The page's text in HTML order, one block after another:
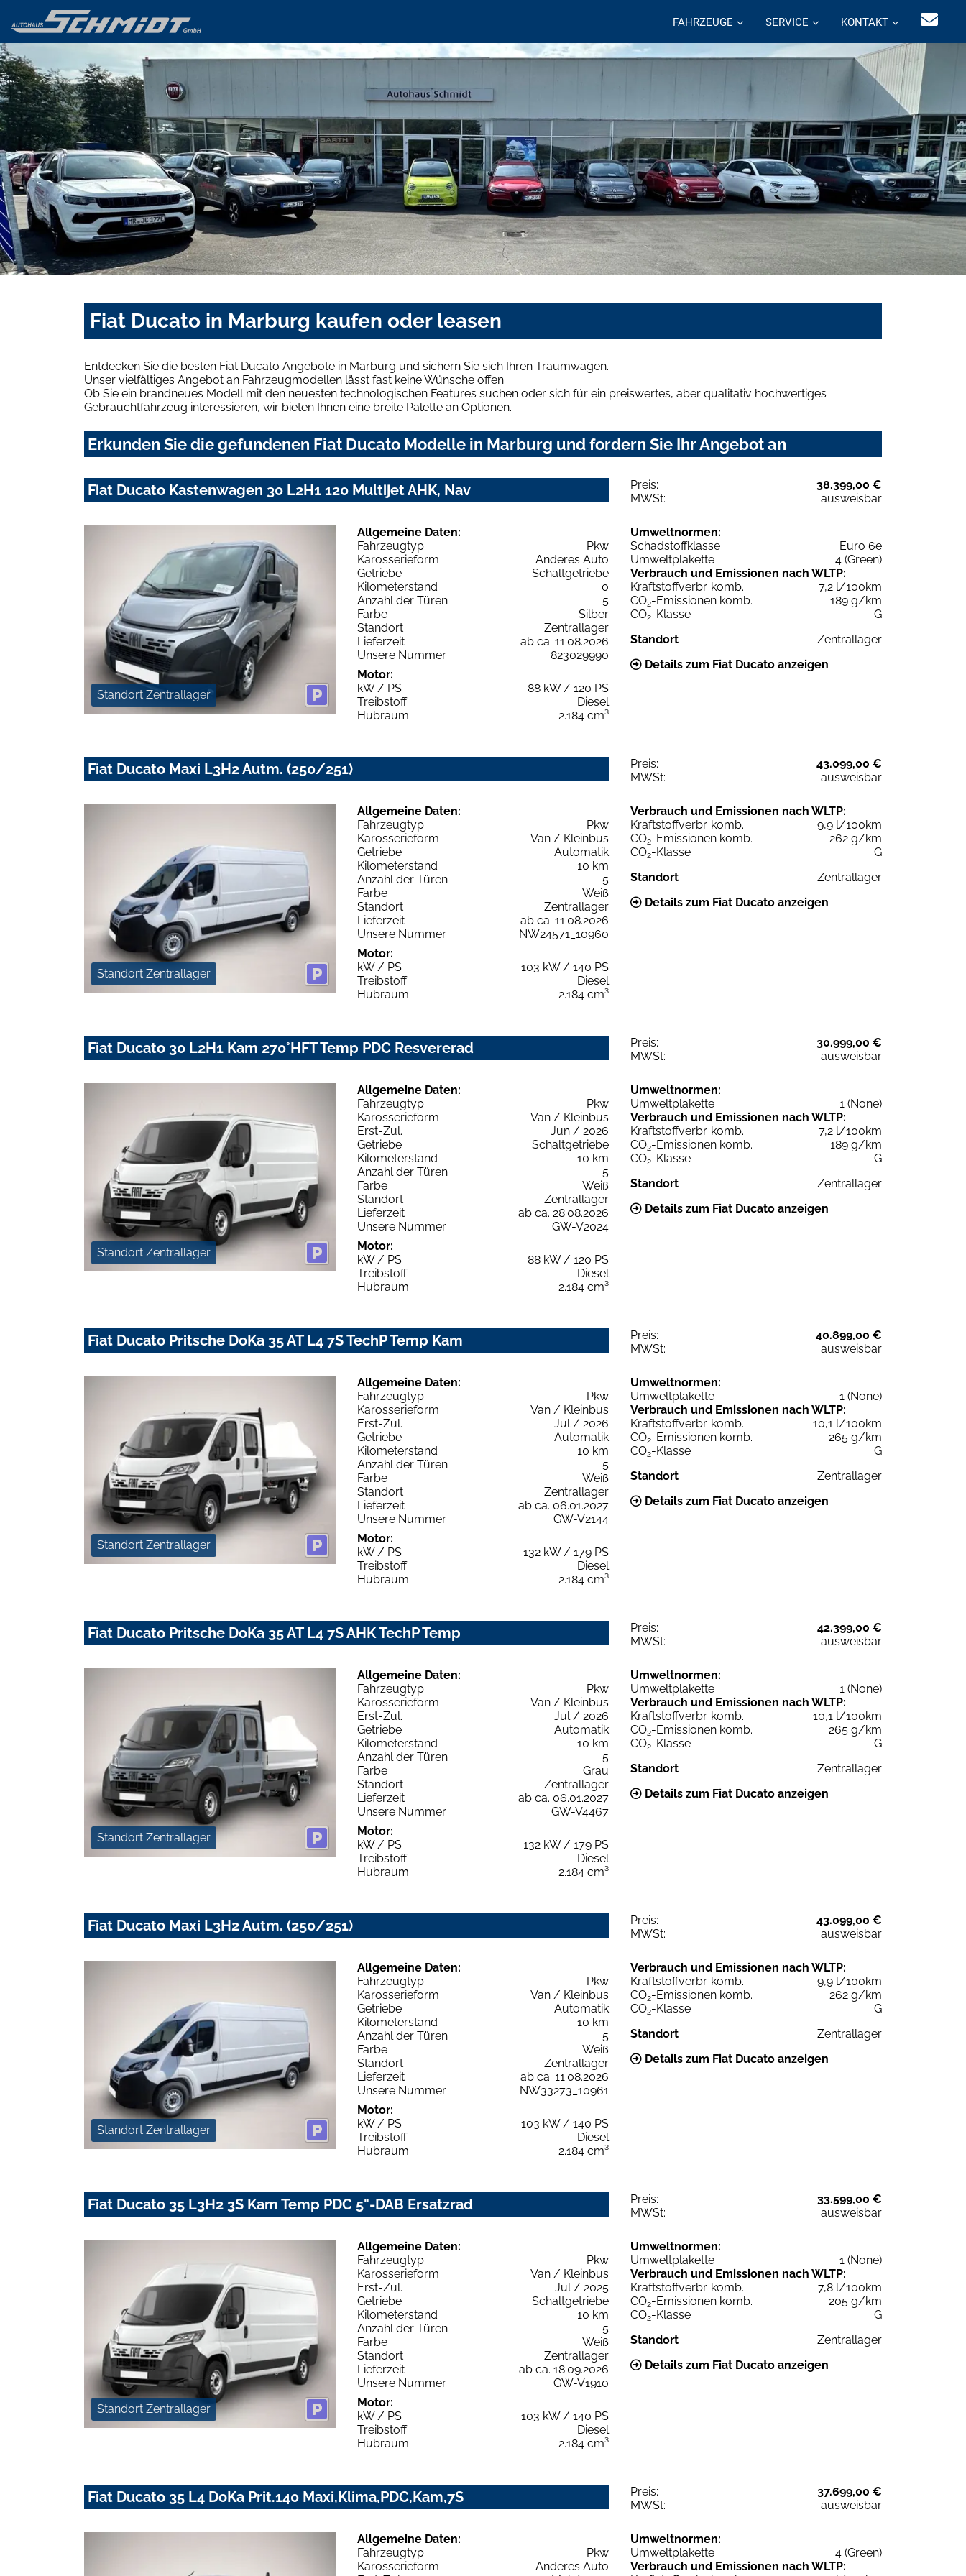
FAHRZEUGE SERVICE KONTAKT
Fiat Ducato in Marburg kaufen oder leasen
Entdecken Sie die besten Fiat Ducato Angebote in Marburg und sichern Sie sich Ihren Traumwagen.
Unser vielfältiges Angebot an Fahrzeugmodellen lässt fast keine Wünsche offen.
Ob Sie ein brandneues Modell mit den neuesten technologischen Features suchen oder sich für ein preiswertes, aber qualitativ hochwertiges
Gebrauchtfahrzeug interessieren, wir bieten Ihnen eine breite Palette an Optionen.
Erkunden Sie die gefundenen Fiat Ducato Modelle in Marburg und fordern Sie Ihr Angebot an
Fiat Ducato Kastenwagen 30 L2H1 120 Multijet AHK, Nav Preis:
38.399,00 €
MWSt:
ausweisbar
Standort Zentrallager
Allgemeine Daten:
Fahrzeugtyp
Pkw
Karosserieform
Anderes Auto
Getriebe
Schaltgetriebe
Kilometerstand
0
Anzahl der Türen
5
Farbe
Silber
Standort
Zentrallager
Lieferzeit
ab ca. 11.08.2026
Unsere Nummer
823029990
Motor:
kW / PS
88 kW / 120 PS
Treibstoff
Diesel
Hubraum
2.184 cm³
Umweltnormen:
Schadstoffklasse
Euro 6e
Umweltplakette
4 (Green)
Verbrauch und Emissionen nach WLTP:
Kraftstoffverbr. komb.
7,2 l/100km
CO2-Emissionen komb.
189 g/km
CO2-Klasse
G
Standort
Zentrallager
Details zum Fiat Ducato anzeigen
Fiat Ducato Maxi L3H2 Autm. (250/251) Preis:
43.099,00 €
MWSt:
ausweisbar
Standort Zentrallager
Allgemeine Daten:
Fahrzeugtyp
Pkw
Karosserieform
Van / Kleinbus
Getriebe
Automatik
Kilometerstand
10 km
Anzahl der Türen
5
Farbe
Weiß
Standort
Zentrallager
Lieferzeit
ab ca. 11.08.2026
Unsere Nummer
NW24571_10960
Motor:
kW / PS
103 kW / 140 PS
Treibstoff
Diesel
Hubraum
2.184 cm³
Verbrauch und Emissionen nach WLTP:
Kraftstoffverbr. komb.
9,9 l/100km
CO2-Emissionen komb.
262 g/km
CO2-Klasse
G
Standort
Zentrallager
Details zum Fiat Ducato anzeigen
Fiat Ducato 30 L2H1 Kam 270°HFT Temp PDC Resvererad Preis:
30.999,00 €
MWSt:
ausweisbar
Standort Zentrallager
Allgemeine Daten:
Fahrzeugtyp
Pkw
Karosserieform
Van / Kleinbus
Erst-Zul.
Jun / 2026
Getriebe
Schaltgetriebe
Kilometerstand
10 km
Anzahl der Türen
5
Farbe
Weiß
Standort
Zentrallager
Lieferzeit
ab ca. 28.08.2026
Unsere Nummer
GW-V2024
Motor:
kW / PS
88 kW / 120 PS
Treibstoff
Diesel
Hubraum
2.184 cm³
Umweltnormen:
Umweltplakette
1 (None)
Verbrauch und Emissionen nach WLTP:
Kraftstoffverbr. komb.
7,2 l/100km
CO2-Emissionen komb.
189 g/km
CO2-Klasse
G
Standort
Zentrallager
Details zum Fiat Ducato anzeigen
Fiat Ducato Pritsche DoKa 35 AT L4 7S TechP Temp Kam Preis:
40.899,00 €
MWSt:
ausweisbar
Standort Zentrallager
Allgemeine Daten:
Fahrzeugtyp
Pkw
Karosserieform
Van / Kleinbus
Erst-Zul.
Jul / 2026
Getriebe
Automatik
Kilometerstand
10 km
Anzahl der Türen
5
Farbe
Weiß
Standort
Zentrallager
Lieferzeit
ab ca. 06.01.2027
Unsere Nummer
GW-V2144
Motor:
kW / PS
132 kW / 179 PS
Treibstoff
Diesel
Hubraum
2.184 cm³
Umweltnormen:
Umweltplakette
1 (None)
Verbrauch und Emissionen nach WLTP:
Kraftstoffverbr. komb.
10,1 l/100km
CO2-Emissionen komb.
265 g/km
CO2-Klasse
G
Standort
Zentrallager
Details zum Fiat Ducato anzeigen
Fiat Ducato Pritsche DoKa 35 AT L4 7S AHK TechP Temp Preis:
42.399,00 €
MWSt:
ausweisbar
Standort Zentrallager
Allgemeine Daten:
Fahrzeugtyp
Pkw
Karosserieform
Van / Kleinbus
Erst-Zul.
Jul / 2026
Getriebe
Automatik
Kilometerstand
10 km
Anzahl der Türen
5
Farbe
Grau
Standort
Zentrallager
Lieferzeit
ab ca. 06.01.2027
Unsere Nummer
GW-V4467
Motor:
kW / PS
132 kW / 179 PS
Treibstoff
Diesel
Hubraum
2.184 cm³
Umweltnormen:
Umweltplakette
1 (None)
Verbrauch und Emissionen nach WLTP:
Kraftstoffverbr. komb.
10,1 l/100km
CO2-Emissionen komb.
265 g/km
CO2-Klasse
G
Standort
Zentrallager
Details zum Fiat Ducato anzeigen
Fiat Ducato Maxi L3H2 Autm. (250/251) Preis:
43.099,00 €
MWSt:
ausweisbar
Standort Zentrallager
Allgemeine Daten:
Fahrzeugtyp
Pkw
Karosserieform
Van / Kleinbus
Getriebe
Automatik
Kilometerstand
10 km
Anzahl der Türen
5
Farbe
Weiß
Standort
Zentrallager
Lieferzeit
ab ca. 11.08.2026
Unsere Nummer
NW33273_10961
Motor:
kW / PS
103 kW / 140 PS
Treibstoff
Diesel
Hubraum
2.184 cm³
Verbrauch und Emissionen nach WLTP:
Kraftstoffverbr. komb.
9,9 l/100km
CO2-Emissionen komb.
262 g/km
CO2-Klasse
G
Standort
Zentrallager
Details zum Fiat Ducato anzeigen
Fiat Ducato 35 L3H2 3S Kam Temp PDC 5"-DAB Ersatzrad Preis:
33.599,00 €
MWSt:
ausweisbar
Standort Zentrallager
Allgemeine Daten:
Fahrzeugtyp
Pkw
Karosserieform
Van / Kleinbus
Erst-Zul.
Jul / 2025
Getriebe
Schaltgetriebe
Kilometerstand
10 km
Anzahl der Türen
5
Farbe
Weiß
Standort
Zentrallager
Lieferzeit
ab ca. 18.09.2026
Unsere Nummer
GW-V1910
Motor:
kW / PS
103 kW / 140 PS
Treibstoff
Diesel
Hubraum
2.184 cm³
Umweltnormen:
Umweltplakette
1 (None)
Verbrauch und Emissionen nach WLTP:
Kraftstoffverbr. komb.
7,8 l/100km
CO2-Emissionen komb.
205 g/km
CO2-Klasse
G
Standort
Zentrallager
Details zum Fiat Ducato anzeigen
Fiat Ducato 35 L4 DoKa Prit.140 Maxi,Klima,PDC,Kam,7S Preis:
37.699,00 €
MWSt:
ausweisbar
Allgemeine Daten:
Fahrzeugtyp
Pkw
Karosserieform
Anderes Auto
Umweltnormen:
Umweltplakette
4 (Green)
Verbrauch und Emissionen nach WLTP: